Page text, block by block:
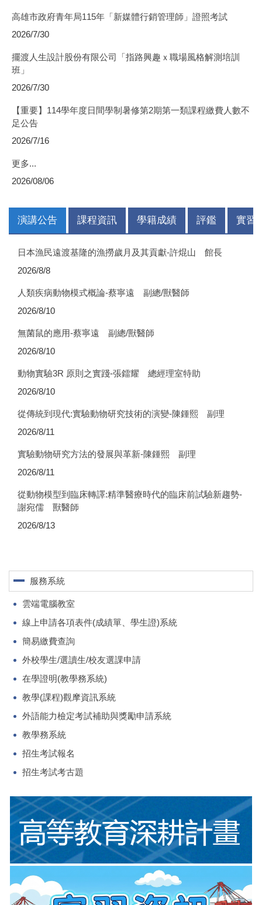
高雄市政府青年局115年「新媒體行銷管理師」證照考試
2026/7/30
擺渡人生設計股份有限公司「指路興趣ｘ職場風格解測培訓
班」
2026/7/30
【重要】114學年度日間學制暑修第2期第一類課程繳費人數不
足公告
2026/7/16
更多...
2026/08/06
演講公告 課程資訊 學籍成績 評鑑 實習
日本漁民遠渡基隆的漁撈歲月及其貢獻-許焜山 館長
2026/8/8
人類疾病動物模式概論-蔡寧遠 副總/獸醫師
2026/8/10
無菌鼠的應用-蔡寧遠 副總/獸醫師
2026/8/10
動物實驗3R 原則之實踐-張鐳耀 總經理室特助
2026/8/10
從傳統到現代:實驗動物研究技術的演變-陳鍾熙 副理
2026/8/11
實驗動物研究方法的發展與革新-陳鍾熙 副理
2026/8/11
從動物模型到臨床轉譯:精準醫療時代的臨床前試驗新趨勢-
謝宛儒 獸醫師
2026/8/13
服務系統
雲端電腦教室
線上申請各項表件(成績單、學生證)系統
簡易繳費查詢
外校學生/選讀生/校友選課申請
在學證明(教學務系統)
教學(課程)觀摩資訊系統
外語能力檢定考試補助與獎勵申請系統
教學務系統
招生考試報名
招生考試考古題